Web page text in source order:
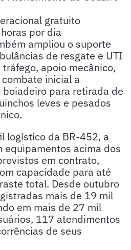
gratuito
por dia
ampliou o suporte
de resgate e UTI
apoio mecânico,
inicial a
para retirada de
leves e pesados
logístico da BR-452, a
equipamentos acima dos
em contrato,
capacidade para até
total. Desde outubro
mais de 19 mil
em mais de 27 mil
117 atendimentos
de seus